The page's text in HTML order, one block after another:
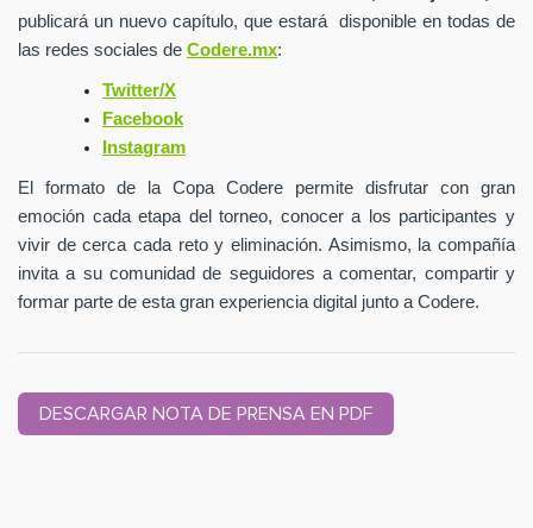
publicará un nuevo capítulo, que estará disponible en todas de
las redes sociales de Codere.mx:
Twitter/X
Facebook
Instagram
El formato de la Copa Codere permite disfrutar con gran
emoción cada etapa del torneo, conocer a los participantes y
vivir de cerca cada reto y eliminación. Asimismo, la compañía
invita a su comunidad de seguidores acomentar, compartir y
formar parte de esta gran experiencia digital junto a Codere.
DESCARGAR NOTA DE PRENSA EN PDF